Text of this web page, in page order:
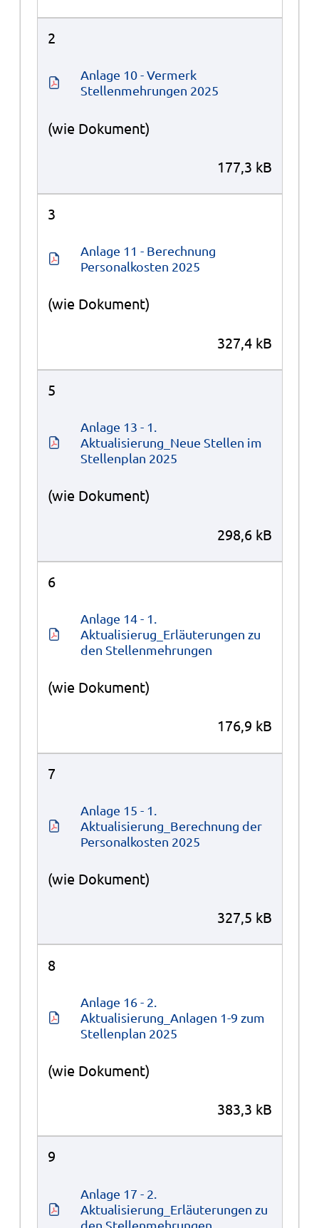
2
Anlage 10 - Vermerk
Stellenmehrungen 2025
(wie Dokument)
177,3 kB
3
Anlage 11 - Berechnung
Personalkosten 2025
(wie Dokument)
327,4 kB
5
Anlage 13 - 1.
Aktualisierung_Neue Stellen im
Stellenplan 2025
(wie Dokument)
298,6 kB
6
Anlage 14 - 1.
Aktualisierug_Erläuterungen zu
den Stellenmehrungen
(wie Dokument)
176,9 kB
7
Anlage 15 - 1.
Aktualisierung_Berechnung der
Personalkosten 2025
(wie Dokument)
327,5 kB
8
Anlage 16 - 2.
Aktualisierung_Anlagen 1-9 zum
Stellenplan 2025
(wie Dokument)
383,3 kB
9
Anlage 17 - 2.
Aktualisierung_Erläuterungen zu
den Stellenmehrungen